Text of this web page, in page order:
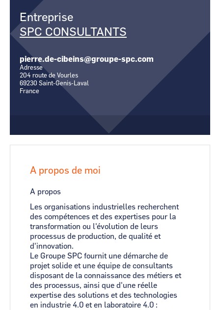
CCI Business
Occitanie
CCI Business
Occitanie
CCI Business
Entreprise
SPC CONSULTANTS
pierre.de-cibeins@groupe-spc.com
Adresse
204 route de Vourles
69230 Saint-Genis-Laval
France
A propos de moi
A propos
Les organisations industrielles recherchent
des compétences et des expertises pour la
transformation ou l'évolution de leurs
processus de production, de qualité et
d'innovation.
Le Groupe SPC fournit une démarche de
projet solide et une équipe de consultants
disposant de la connaissance des métiers et
des processus, ainsi que d'une réelle
expertise des solutions et des technologies
en industrie 4.0 et en laboratoire 4.0 :